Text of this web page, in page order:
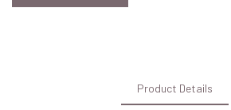
Product Details